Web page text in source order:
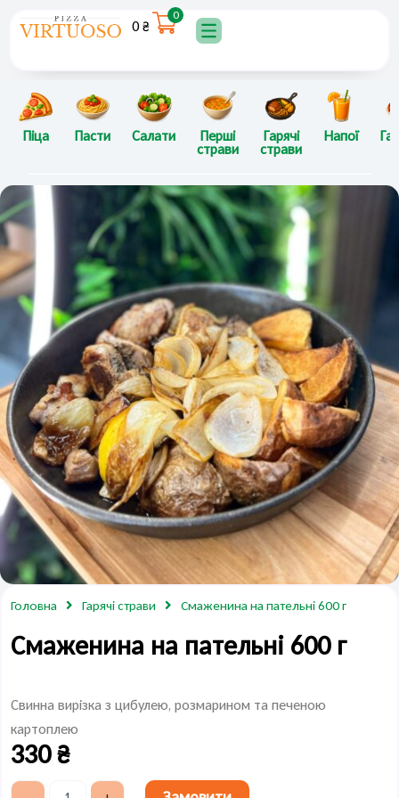
0₴
0
Піца Пасти Салати Перші
страви
Гарячі
страви
Напої
Головна Гарячі страви Смаженина на пательні 600 г
Смаженина на пательні 600 г
Свинна вирізка з цибулею, розмарином та печеною
картоплею
Смаженина
330₴